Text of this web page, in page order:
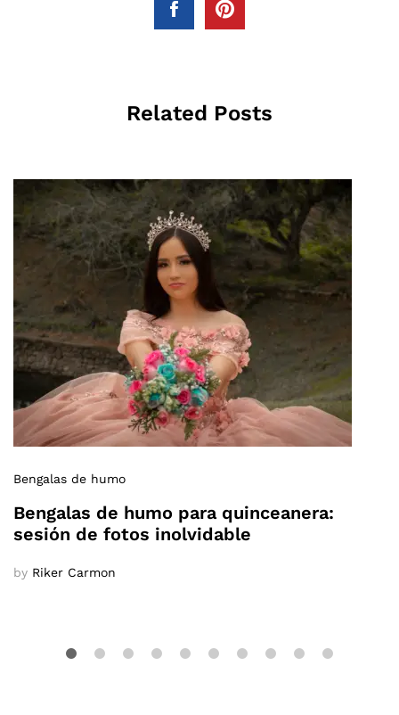
Related Posts
Bengalas de humo
Bengalas de humo para quinceanera:
sesión de fotos inolvidable
by Riker Carmon